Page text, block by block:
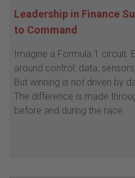
Leadership in Finance
to Command
Imagine a Formula 1 circuit.
around control: data,
But winning is not driven by
The difference is made
before and during the race.